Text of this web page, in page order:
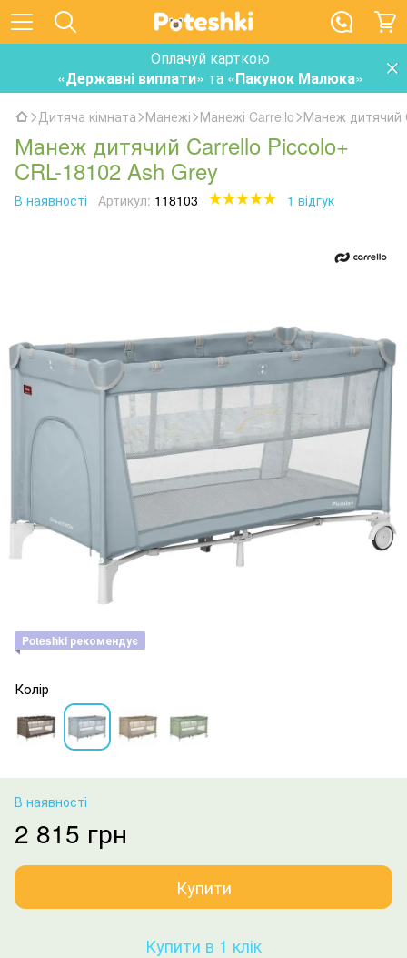
Оплачуй карткою
«Державні виплати» та «Пакунок Малюка»
Дитяча кімната Манежі Манежі Carrello Манеж дитячий
Манеж дитячий Carrello Piccolo+
CRL-18102 Ash Grey
В наявності Артикул: 118103 1 відгук
Poteshki рекомендує
Колір
В наявності
2 815 грн
Купити
Купити в 1 клік